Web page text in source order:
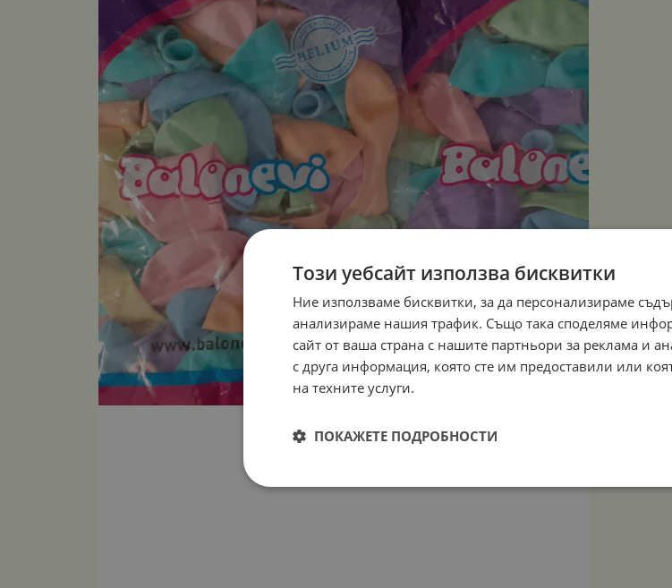
Този уебсайт използва бисквитки
Ние използваме бисквитки, за да персонализираме
анализираме нашия трафик. Също така споделяме
сайт от ваша страна с нашите партньори за реклама и
с друга информация, която сте им предоставили или
на техните услуги.
ПОКАЖЕТЕ ПОДРОБНОСТИ